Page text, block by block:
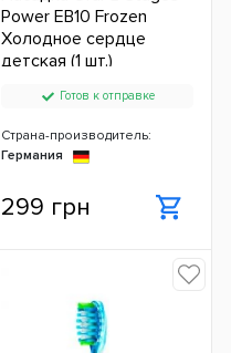
Power EB10 Frozen
Холодное сердце
детская (1 шт.)
Готов к отправке
Страна-производитель:
Германия
299 грн